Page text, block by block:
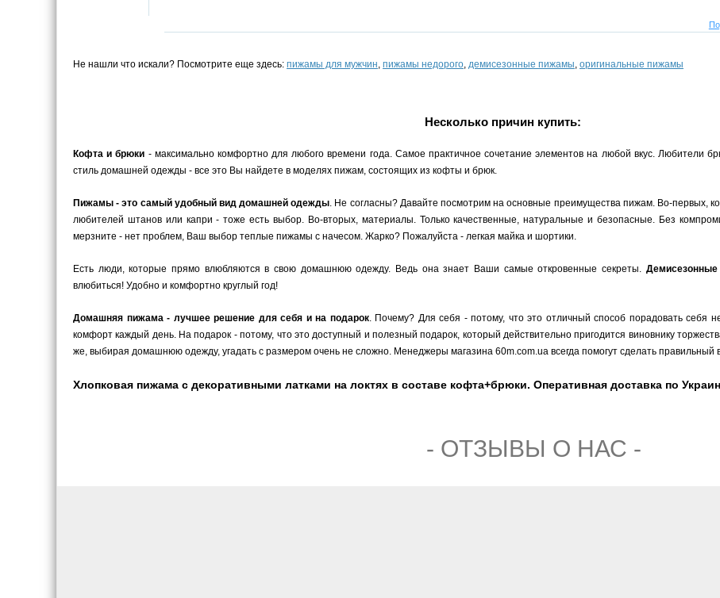
Не нашли что искали? Посмотрите еще здесь: пижамы для мужчин, пижамы недорого, демисезонные пижамы, оригинальные пижамы
Несколько причин купить:
Кофта и брюки - максимально комфортно для любого времени года. Самое практичное сочетание элементов на любой вкус. Любители
стиль домашней одежды - все это Вы найдете в моделях пижам, состоящих из кофты и брюк.
Пижамы - это самый удобный вид домашней одежды. Не согласны? Давайте посмотрим на основные преимущества пижам. Во-первых,
любителей штанов или капри - тоже есть выбор. Во-вторых, материалы. Только качественные, натуральные и безопасные. Без
мерзните - нет проблем, Ваш выбор теплые пижамы с начесом. Жарко? Пожалуйста - легкая майка и шортики.
Есть люди, которые прямо влюбляются в свою домашнюю одежду. Ведь она знает Ваши самые откровенные секреты.
влюбиться! Удобно и комфортно круглый год!
Домашняя пижама - лучшее решение для себя и на подарок. Почему? Для себя - потому, что это отличный способ порадовать себя
комфорт каждый день. На подарок - потому, что это доступный и полезный подарок, который действительно пригодится виновнику
же, выбирая домашнюю одежду, угадать с размером очень не сложно. Менеджеры магазина 60m.com.ua всегда помогут сделать правильный
Хлопковая пижама с декоративными латками на локтях в составе кофта+брюки. Оперативная доставка по
- ОТЗЫВЫ О НАС -